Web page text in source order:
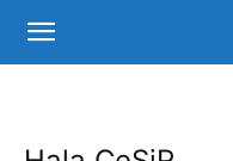
Centrum